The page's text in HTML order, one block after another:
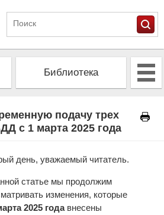
Библиотека
подачу трех
с 1 марта 2025 года
день, уважаемый читатель.
статье мы продолжим
изменения, которые
2025 годавнесены